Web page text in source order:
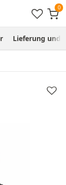
Lieferung und